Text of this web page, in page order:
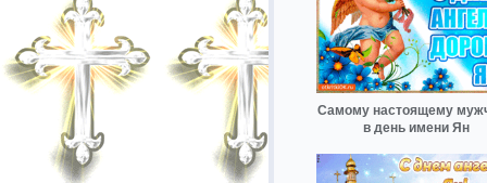
Самому настоящему
в день имени Ян